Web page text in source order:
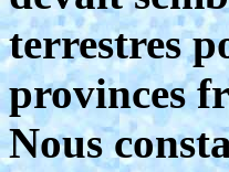
terrestres
provinces
Nous